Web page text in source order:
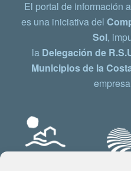
El portal de información
es una iniciativa del
Sol,
la Delegación de
Municipios de la
empresa